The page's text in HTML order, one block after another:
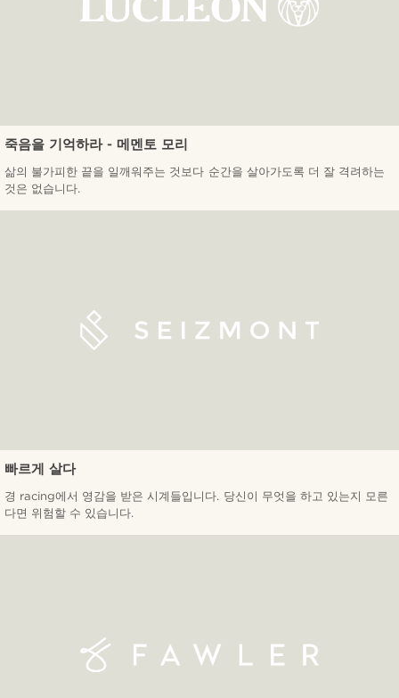
죽음을 기억하라 - 메멘토 모리
삶의 불가피한 끝을 일깨워주는 것보다 순간을 살아가도록 더 잘 격려하는
것은 없습니다.
빠르게 살다
경 racing에서 영감을 받은 시계들입니다. 당신이 무엇을 하고 있는지 모른
다면 위험할 수 있습니다.